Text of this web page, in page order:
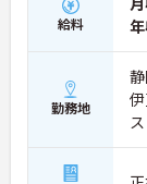
給料
勤務地